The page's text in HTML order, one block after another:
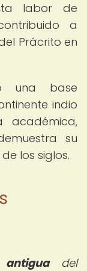
labor de
a
Prácrito en
una base
indio
su
los siglos.
del